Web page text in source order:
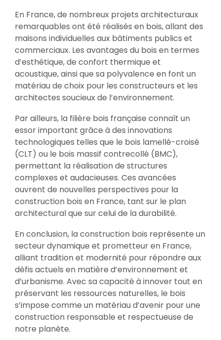
En France, de nombreux projets architecturaux
remarquables ont été réalisés en bois, allant des
maisons individuelles aux bâtiments publics et
commerciaux. Les avantages du bois en termes
d’esthétique, de confort thermique et
acoustique, ainsi que sa polyvalence en font un
matériau de choix pour les constructeurs et les
architectes soucieux de l’environnement.
Par ailleurs, la filière bois française connaît un
essor important grâce à des innovations
technologiques telles que le bois lamellé-croisé
(CLT) ou le bois massif contrecollé (BMC),
permettant la réalisation de structures
complexes et audacieuses. Ces avancées
ouvrent de nouvelles perspectives pour la
construction bois en France, tant sur le plan
architectural que sur celui de la durabilité.
En conclusion, la construction bois représente un
secteur dynamique et prometteur en France,
alliant tradition et modernité pour répondre aux
défis actuels en matière d’environnement et
d’urbanisme. Avec sa capacité à innover tout en
préservant les ressources naturelles, le bois
s’impose comme un matériau d’avenir pour une
construction responsable et respectueuse de
notre planète.